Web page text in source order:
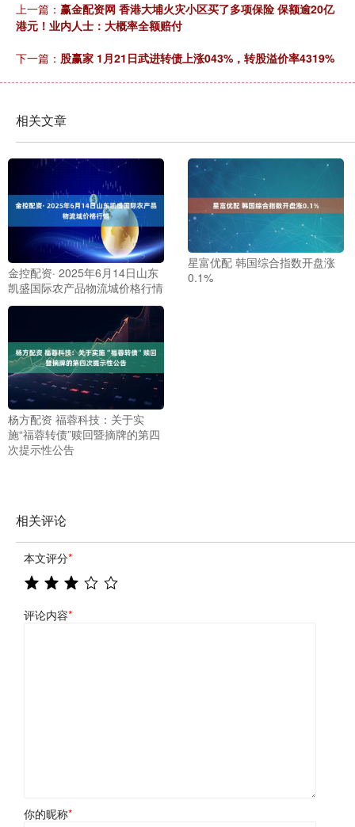
上一篇： 赢金配资网 香港大埔火灾小区买了多项保险 保额逾20亿
港元！业内人士：大概率全额赔付
下一篇： 股赢家 1月21日武进转债上涨043%，转股溢价率4319%
相关文章
金控配资· 2025年6月14日山东
凯盛国际农产品物流城价格行情
星富优配 韩国综合指数开盘涨
0.1%
杨方配资 福蓉科技：关于实
施“福蓉转债”赎回暨摘牌的第四
次提示性公告
相关评论
本文评分*
评论内容*
你的昵称*